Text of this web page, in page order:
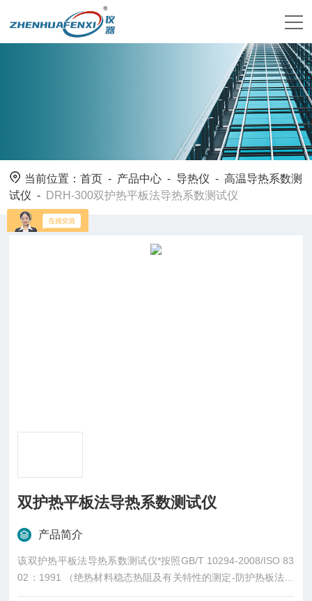
当前位置：首页 - 产品中心 -导热仪 -高温导热系数测
试仪 - DRH-300双护热平板法导热系数测试仪
双护热平板法导热系数测试仪
产品简介
该双护热平板法导热系数测试仪*按照GB/T 10294-2008/ISO 83
02：1991 （绝热材料稳态热阻及有关特性的测定-防护热板法）
设计制造。全部测量和控制均采用计算机控制，减少人为误差，